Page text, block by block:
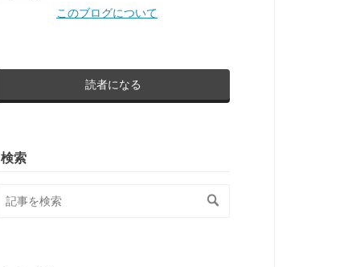
このブログについて
読者になる
検索